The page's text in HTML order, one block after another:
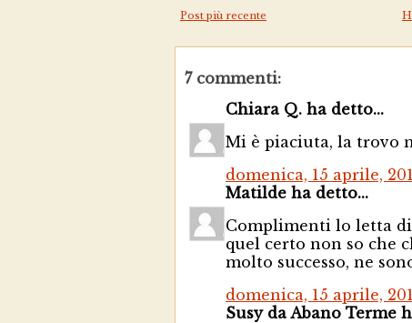
Post più recente
7 commenti:
Chiara Q. ha detto...
Mi è piaciuta, la trovo
domenica, 15 aprile,
Matilde ha detto...
Complimenti lo letta
quel certo non so che
molto successo, ne
domenica, 15 aprile,
Susy da Abano Terme